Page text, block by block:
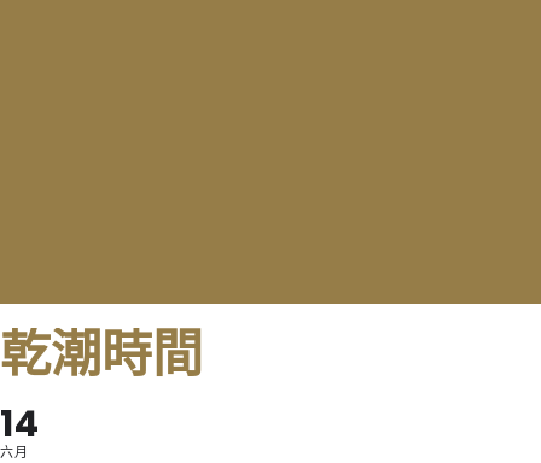
乾潮時間
14
六月